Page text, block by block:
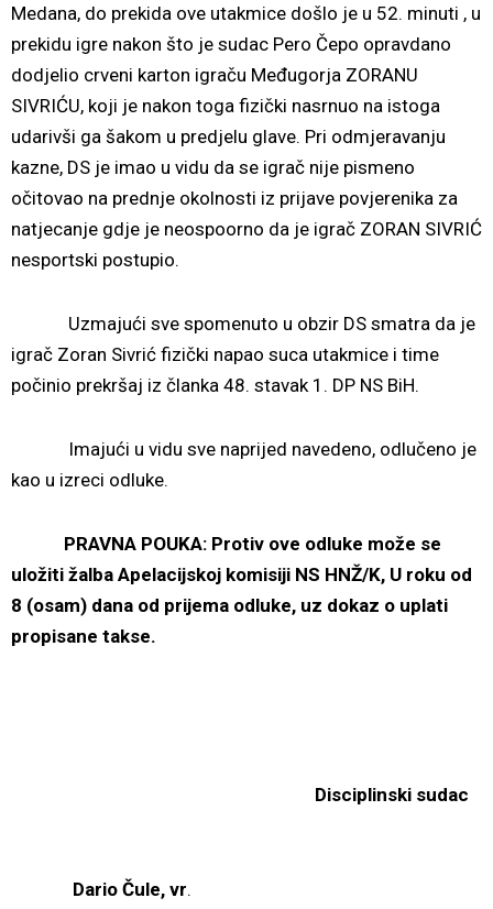
Medana, do prekida ove utakmice došlo je u 52. minuti , u
prekidu igre nakon što je sudac Pero Čepo opravdano
dodjelio crveni karton igraču Međugorja ZORANU
SIVRIĆU, koji je nakon toga fizički nasrnuo na istoga
udarivši ga šakom u predjelu glave. Pri odmjeravanju
kazne, DS je imao u vidu da se igrač nije pismeno
očitovao na prednje okolnosti iz prijave povjerenika za
natjecanje gdje je neospoorno da je igrač ZORAN SIVRIĆ
nesportski postupio.
Uzmajući sve spomenuto u obzir DS smatra da je
igrač Zoran Sivrić fizički napao suca utakmice i time
počinio prekršaj iz članka 48. stavak 1. DP NS BiH.
Imajući u vidu sve naprijed navedeno, odlučeno je
kao u izreci odluke.
PRAVNA POUKA: Protiv ove odluke može se
uložiti žalba Apelacijskoj komisiji NS HNŽ/K, U roku od
8 (osam) dana od prijema odluke, uz dokaz o uplati
propisane takse.
Disciplinski sudac
Dario Čule, vr.